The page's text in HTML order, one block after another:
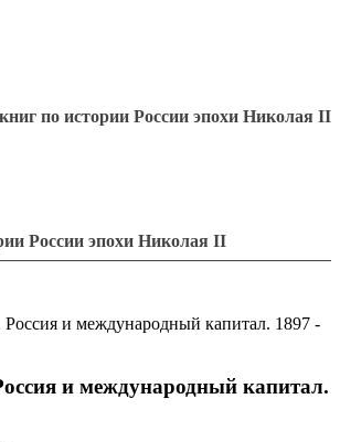
по истории России эпохи Николая II
России эпохи Николая II
и международный капитал. 1897 -
и международный капитал.